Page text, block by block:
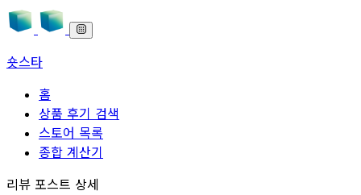
숏스타
홈
상품 후기 검색
스토어 목록
종합 계산기
본문으로 바로가기
리뷰 포스트 상세